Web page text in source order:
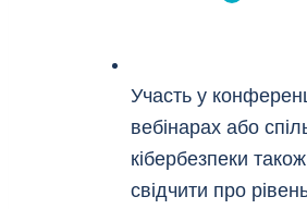
Участь у
вебінарах або
кібербезпеки
свідчити про